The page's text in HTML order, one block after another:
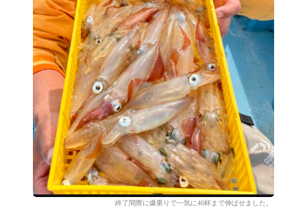
終了間際に爆乗りで一気に40杯まで伸ばせました。